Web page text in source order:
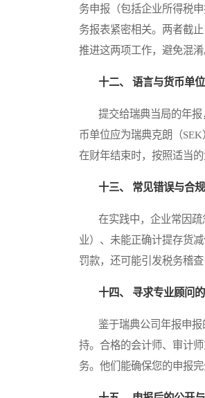
务申报（包括企业所得税
务报表紧密相关。两者截
推进这两项工作，避免混淆
十二、 语言与货币单
提交给瑞典当局的年报
币单位应为瑞典克朗（
在财年结束时，按照适当
十三、 常见错误与合
在实践中，企业常因疏
业）、未能正确计提存货
罚款，还可能引发税务稽
十四、 寻求专业顾问
鉴于瑞典公司年报申报
持。合格的会计师、审计
务。他们能确保您的申报